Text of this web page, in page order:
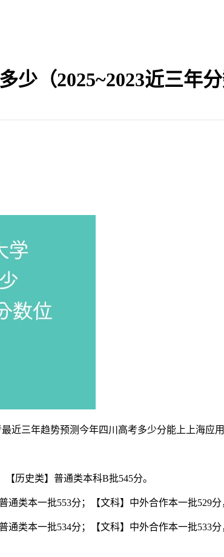
（2025~2023近三年分
近三年趋势预测今年四川高考多少分能上上海应用
历史类】普通类本科B批545分。
类本一批553分；【文科】中外合作本一批529分
类本一批534分；【文科】中外合作本一批533分